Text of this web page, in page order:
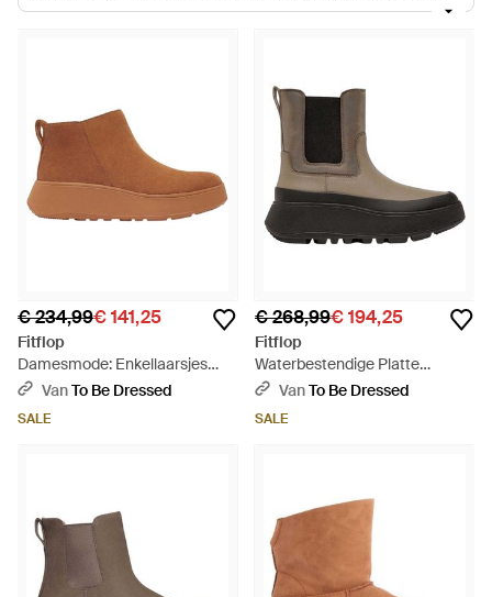
meer dan 20 miljoen verkochte paren. Het is een fris en leuk
fantastische schoeisel stukken laten je er geweldig uitzien en
voelen door de seizoenen, ongeacht wat de elementen naar
je toe gooien.
€ 234,99€ 141,25
Fitflop
Damesmode: Enkellaarsjes
Met Platte Zool Van Suède (Tan)
VanTo Be Dressed
SALE
€ 268,99€ 194,25
Fitflop
Waterbestendige Platte
Chelsea-Laarzen Voor - Bruin
VanTo Be Dressed
SALE